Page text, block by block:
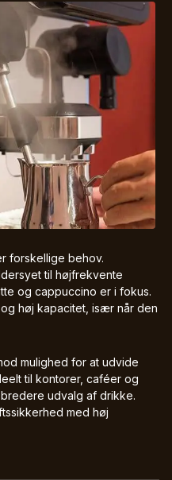
forskellige behov.
til højfrekvente
og cappuccino er i fokus.
høj kapacitet, især når den
mulighed for at udvide
til kontorer, caféer og
udvalg af drikke.
med høj